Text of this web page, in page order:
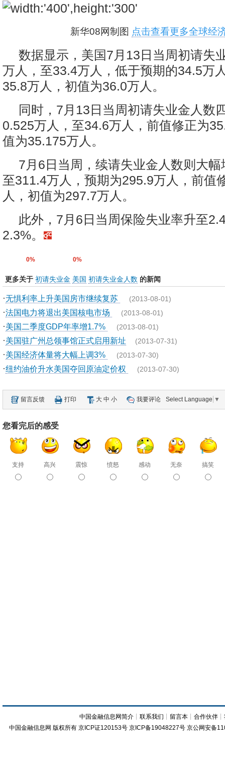
新华08网制图 点击查看更多全球经
数据显示，美国7月13日当周初请失
万人，至33.4万人，低于预期的34.5万
35.8万人，初值为36.0万人。
同时，7月13日当周初请失业金人数
0.525万人，至34.6万人，前值修正为
值为35.175万人。
7月6日当周，续请失业金人数则大
至311.4万人，预期为295.9万人，前值
人，初值为297.7万人。
此外，7月6日当周保险失业率升至
2.3%。
0% 0%
更多关于 初请失业金 美国 初请失业金人数 的新闻
·无惧利率上升美国房市继续复苏 (2013-08-01)
·法国电力将退出美国核电市场 (2013-08-01)
·美国二季度GDP年率增1.7% (2013-08-01)
·美国驻广州总领事馆正式启用新址 (2013-07-31)
·美国经济体量将大幅上调3% (2013-07-30)
·纽约油价升水美国夺回原油定价权 (2013-07-30)
留言反馈 打印 大 中 小 我要评论 Select Language ▼
您看完后的感受
支持 高兴 震惊 愤怒 感动 无奈 搞笑
中国金融信息网简介 ┊联系我们 ┊ 留言本 ┊合作伙伴 ┊
中国金融信息网 版权所有 京ICP证120153号 京ICP备19048227号 京公网安备